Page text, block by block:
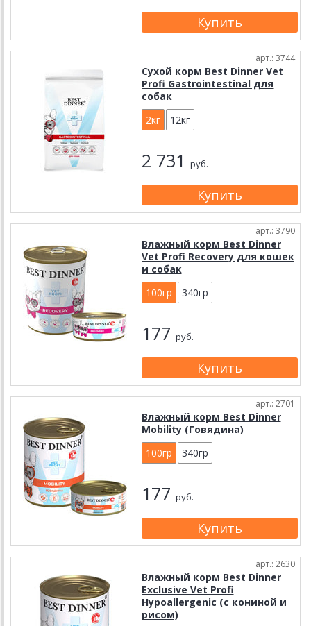
арт.: 3744
Сухой корм Best Dinner Vet
Profi Gastrointestinal для
собак
2кг
12кг
2 731 руб.
арт.: 3790
Влажный корм Best Dinner
Vet Profi Recovery для кошек
и собак
100гр
340гр
177 руб.
арт.: 2701
Влажный корм Best Dinner
Mobility (Говядина)
100гр
340гр
177 руб.
арт.: 2630
Влажный корм Best Dinner
Exclusive Vet Profi
Hypoallergenic (с кониной и
рисом)